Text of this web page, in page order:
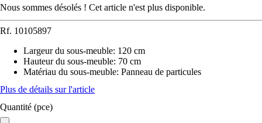
Nous sommes désolés ! Cet article n'est plus disponible.
Rf. 10105897
Largeur du sous-meuble: 120 cm
Hauteur du sous-meuble: 70 cm
Matériau du sous-meuble: Panneau de particules
Plus de détails sur l'article
Quantité (pce)